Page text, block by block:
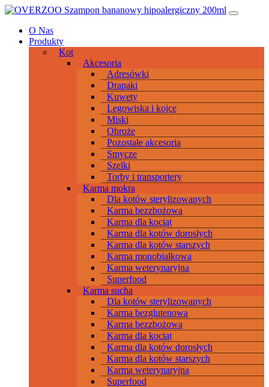
Przeskocz
treści
Main
Navigation
O Nas
Produkty
Kot
Akcesoria
Adresówki
Drapaki
Kuwety
Legowiska i kojce
Miski
Obroże
Pozostałe akcesoria
Smycze
Szelki
Torby i transportery
Karma mokra
Dla kotów sterylizowanych
Karma bezzbożowa
Karma dla kociąt
Karma dla kotów dorosłych
Karma dla kotów starszych
Karma monobiałkowa
Karma weterynaryjna
Superfood
Karma sucha
Dla kotów sterylizowanych
Karma bezglutenowa
Karma bezzbożowa
Karma dla kociąt
Karma dla kotów dorosłych
Karma dla kotów starszych
Karma weterynaryjna
Superfood